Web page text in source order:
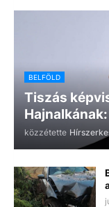
BELFÖLD
Tiszás
közzétette